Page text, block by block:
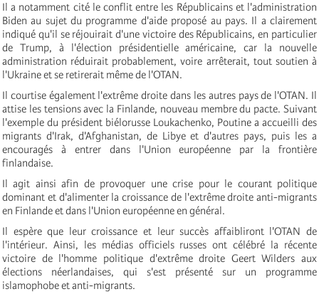
Il a notamment cité le conflit entre les Républicains et l'administration
Biden au sujet du programme d'aide proposé au pays. Il a clairement
indiqué qu'il se réjouirait d'une victoire des Républicains, en particulier
de Trump, à l'élection présidentielle américaine, car la nouvelle
administration réduirait probablement, voire arrêterait, tout soutien à
l'Ukraine et se retirerait même de l'OTAN.
Il courtise également l'extrême droite dans les autres pays de l'OTAN. Il
attise les tensions avec la Finlande, nouveau membre du pacte. Suivant
l'exemple du président biélorusse Loukachenko, Poutine a accueilli des
migrants d'Irak, d'Afghanistan, de Libye et d'autres pays, puis les a
encouragés à entrer dans l'Union européenne par la frontière
finlandaise.
Il agit ainsi afin de provoquer une crise pour le courant politique
dominant et d'alimenter la croissance de l'extrême droite anti-migrants
en Finlande et dans l'Union européenne en général.
Il espère que leur croissance et leur succès affaibliront l'OTAN de
l'intérieur. Ainsi, les médias officiels russes ont célébré la récente
victoire de l'homme politique d'extrême droite Geert Wilders aux
élections néerlandaises, qui s'est présenté sur un programme
islamophobe et anti-migrants.